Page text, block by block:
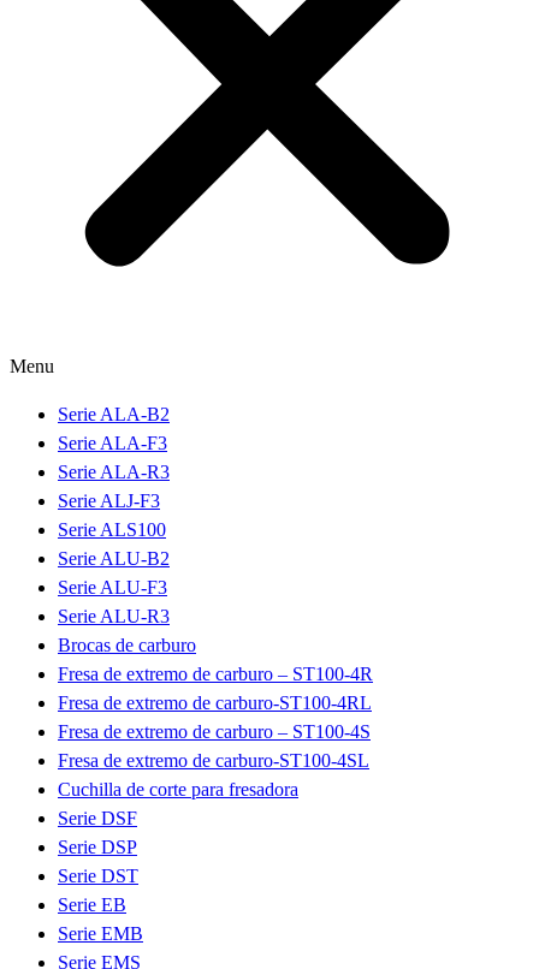
Menu
Serie ALA-B2
Serie ALA-F3
Serie ALA-R3
Serie ALJ-F3
Serie ALS100
Serie ALU-B2
Serie ALU-F3
Serie ALU-R3
Brocas de carburo
Fresa de extremo de carburo – ST100-4R
Fresa de extremo de carburo-ST100-4RL
Fresa de extremo de carburo – ST100-4S
Fresa de extremo de carburo-ST100-4SL
Cuchilla de corte para fresadora
Serie DSF
Serie DSP
Serie DST
Serie EB
Serie EMB
Serie EMS